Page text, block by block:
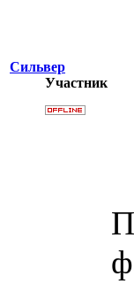
Сильвер
Участник